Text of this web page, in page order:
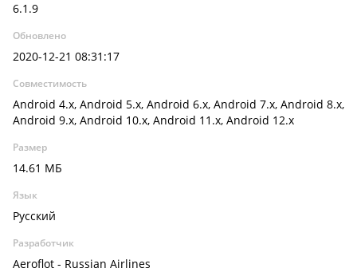
6.1.9
Обновлено
2020-12-21 08:31:17
Совместимость
Android 4.x, Android 5.x, Android 6.x, Android 7.x, Android 8.x,
Android 9.x, Android 10.x, Android 11.x, Android 12.x
Размер
14.61 МБ
Язык
Русский
Разработчик
Aeroflot - Russian Airlines